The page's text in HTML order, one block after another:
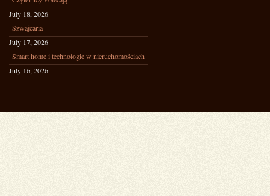
July 18, 2026
Szwajcaria
July 17, 2026
Smart home i technologie w nieruchomościach
July 16, 2026